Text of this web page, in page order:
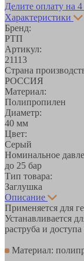
Делите оплату на 4
Характеристики
Бренд:
РТП
Артикул:
21113
Страна
РОССИЯ
Материал:
Полипропилен
Диаметр:
40 мм
Цвет:
Серый
Номинальное
до 25 бар
Тип товара:
Заглушка
Описание
Применяется для
Устанавливается
раструба и
Материал: